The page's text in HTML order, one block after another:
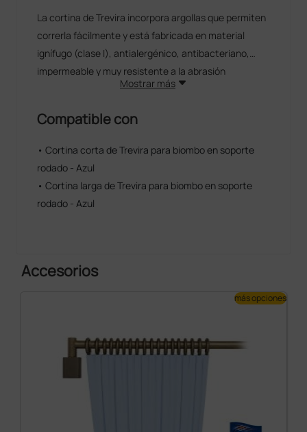
La cortina de Trevira incorpora argollas que permiten
correrla fácilmente y está fabricada en material
ignífugo (clase I), antialergénico, antibacteriano,
impermeable y muy resistente a la abrasión
Su tejido especialmente tupido garantiza la intimidad
puede lavar a 95° como máximo.
Las dos cortinas están disponibles en tamaño grande
colores para satisfacer las inclinaciones estéticas y
• azul marino larga (105577)
• melocotón larga (105587)
• melocotón corta (105582)
Mostrar más
Compatible con
• Cortina corta de Trevira para biombo en soporte
rodado - Azul
• Cortina larga de Trevira para biombo en soporte
rodado - Azul
Accesorios
más opciones